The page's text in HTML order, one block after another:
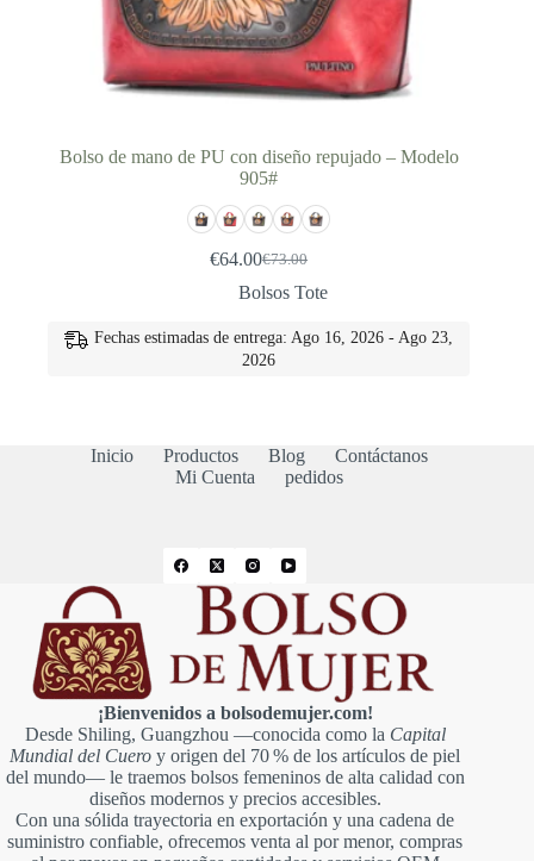
Bolso de mano de PU con diseño repujado – Modelo
905#
€73.00
El
precio
era:
€73.00.
€64.00El
precio
es:
€64.00.
Bolsos Tote
Fechas estimadas de entrega: Ago 16, 2026 - Ago 23,
2026
Inicio Productos Blog
Contáctanos
Mi Cuenta
pedidos
¡Bienvenidos a bolsodemujer.com!
Desde Shiling, Guangzhou —conocida como la Capital
Mundial del Cuero y origen del 70 % de los artículos de piel
del mundo— le traemos bolsos femeninos de alta calidad con
diseños modernos y precios accesibles.
Con una sólida trayectoria en exportación y una cadena de
suministro confiable, ofrecemos venta al por menor, compras